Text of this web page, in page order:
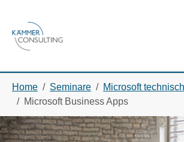
Home Seminare
Microsoft
Microsoft Business Apps